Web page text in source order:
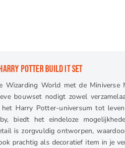
POTTER BUILD IT SET
Wizarding World met de
bouwset nodigt zowel
het Harry Potter-universum tot
biedt het eindeloze
is zorgvuldig ontworpen,
prachtig als decoratief item in je